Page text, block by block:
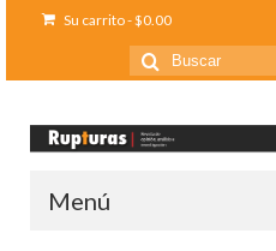
Su carrito-$0.00
Buscar
por:
Menú